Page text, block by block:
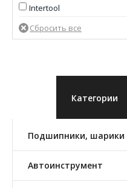
Intertool
Категории
Подшипники, шарики
Автоинструмент